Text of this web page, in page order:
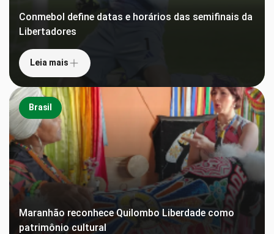
Conmebol define datas e horários das semifinais da
Libertadores
Leia mais
Brasil
Maranhão reconhece Quilombo Liberdade como
patrimônio cultural